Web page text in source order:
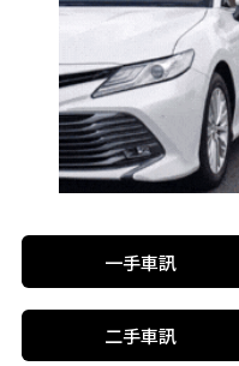
一手車訊
二手車訊